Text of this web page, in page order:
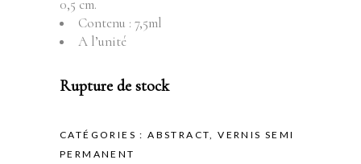
0,5 cm.
Contenu : 7,5ml
A l’unité
Rupture de stock
CATÉGORIES :ABSTRACT,VERNIS SEMI
PERMANENT